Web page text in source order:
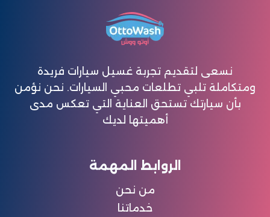
نسعى لتقديم تجربة غسيل سيارات فريدة
ومتكاملة تلبي تطلعات محبي السيارات. نحن نؤمن
بأن سيارتك تستحق العناية التي تعكس مدى
أهميتها لديك
الروابط المهمة
من نحن
خدماتنا